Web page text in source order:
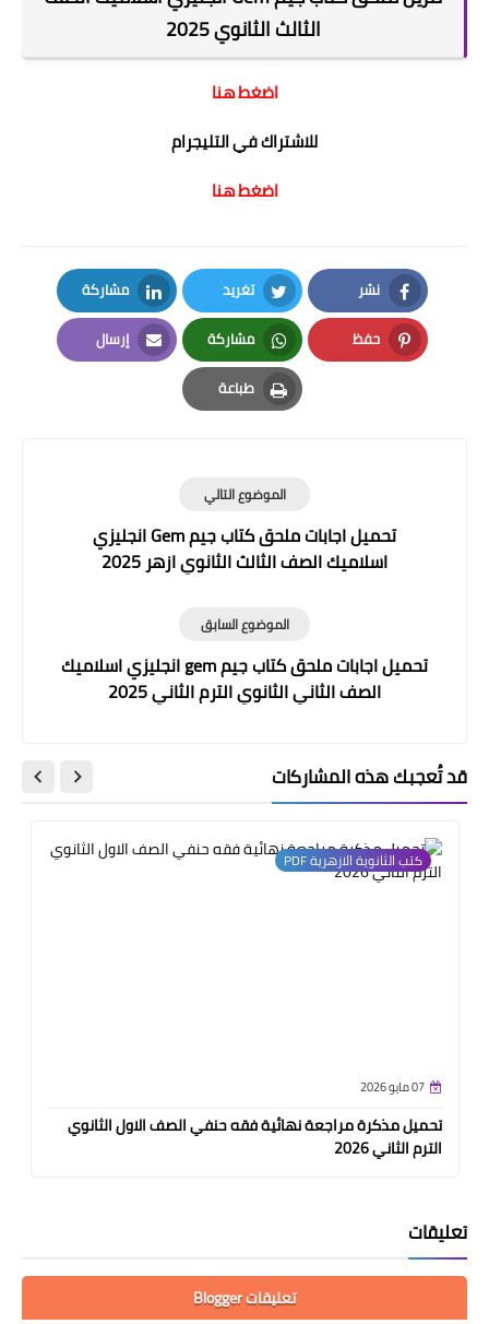
الثالث الثانوي 2025
اضغط هنا
للاشتراك في التليجرام
اضغط هنا
نشر
Facebook
تغريد
Twitter
مشاركة
LinkedIn
حفظ
Pinterest
مشاركة
Whatsapp
إرسال
Email
طباعة
Print
الموضوع التالي
تحميل اجابات ملحق كتاب جيم Gem انجليزي
اسلاميك الصف الثالث الثانوي ازهر 2025
الموضوع السابق
تحميل اجابات ملحق كتاب جيم gem انجليزي اسلاميك
الصف الثاني الثانوي الترم الثاني 2025
قد تُعجبك هذه المشاركات
كتب الثانوية الازهرية PDF
07 مايو 2026
تحميل مذكرة مراجعة نهائية فقه حنفي الصف الاول الثانوي
الترم الثاني 2026
تعليقات
تعليقات Blogger